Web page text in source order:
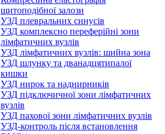
щитоподібної залози
УЗД плевральних синусів
УЗД комплексно переферійні зони
лімфатичних вузлів
УЗД лімфатичних вузлів: шийна зона
УЗД шлунку та дванадцятипалої
кишки
УЗД нирок та наднирників
УЗД підключичної зони лімфатичних
вузлів
УЗД пахової зони лімфатичних вузлів
УЗД-контроль після встановлення